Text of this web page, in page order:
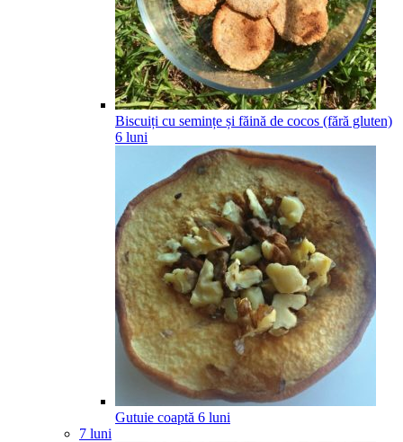
Biscuiți cu semințe și făină de cocos (fără gluten)
6 luni
Gutuie coaptă 6 luni
7 luni